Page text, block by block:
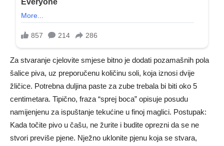
Za stvaranje cjelovite smjese bitno je dodati pozamašnih pola
šalice piva, uz preporučenu količinu soli, koja iznosi dvije
žličice. Potrebna duljina paste za zube trebala bi biti oko 5
centimetara. Tipično, fraza “sprej boca” opisuje posudu
namijenjenu za ispuštanje tekućine u finoj maglici. Postupak:
Kada točite pivo u čašu, ne žurite i budite oprezni da se ne
stvori previše pjene. Nježno uklonite pjenu koja se stvara,